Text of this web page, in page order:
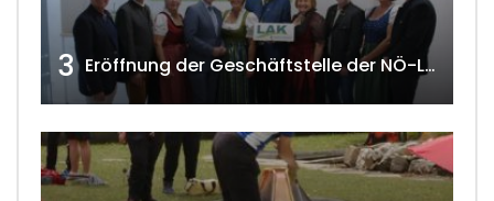
3 Eröffnung der Geschäftstelle der NÖ-Landarbeiterkammer in Mistelbach w4tv174